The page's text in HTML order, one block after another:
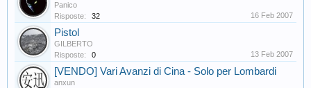
Panico
Risposte:
32 16 Feb 2007
Pistol
GILBERTO
Risposte:
0 13 Feb 2007
[VENDO] Vari Avanzi di Cina - Solo per Lombardi
anxun